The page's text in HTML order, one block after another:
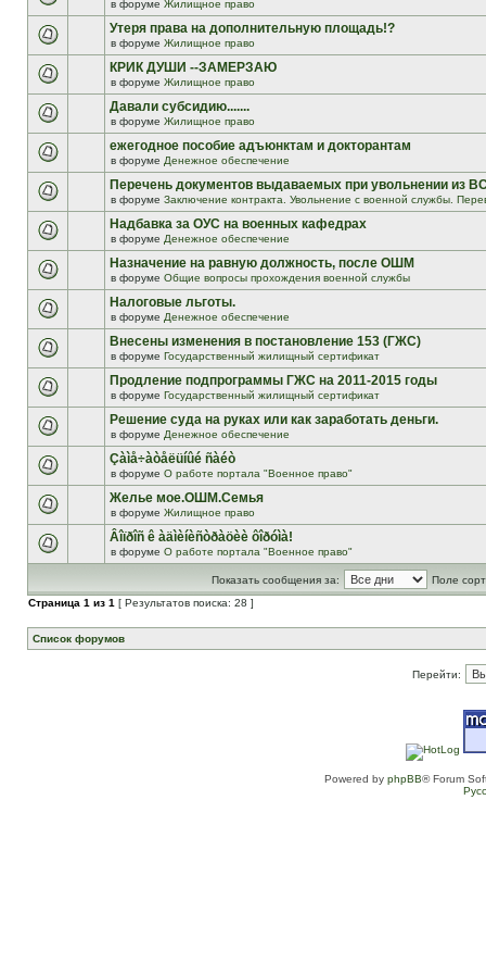
в форуме Жилищное право
Утеря права на дополнительную площадь!?
в форуме Жилищное право
КРИК ДУШИ --ЗАМЕРЗАЮ
в форуме Жилищное право
Давали субсидию.......
в форуме Жилищное право
ежегодное пособие адъюнктам и докторантам
в форуме Денежное обеспечение
Перечень документов выдаваемых при увольнении из
в форуме Заключение контракта. Увольнение с военной службы.
Надбавка за ОУС на военных кафедрах
в форуме Денежное обеспечение
Назначение на равную должность, после ОШМ
в форуме Общие вопросы прохождения военной службы
Налоговые льготы.
в форуме Денежное обеспечение
Внесены изменения в постановление 153 (ГЖС)
в форуме Государственный жилищный сертификат
Продление подпрограммы ГЖС на 2011-2015 годы
в форуме Государственный жилищный сертификат
Решение суда на руках или как заработать деньги.
в форуме Денежное обеспечение
Çàìå÷àòåëüíûé ñàéò
в форуме О работе портала "Военное право"
Желье мое.ОШМ.Семья
в форуме Жилищное право
Âîïðîñ ê àäìèíèñòðàöèè ôîðóìà!
в форуме О работе портала "Военное право"
Показать сообщения за:
Поле
Страница 1 из 1 [ Результатов поиска: 28 ]
Список форумов
Перейти:
Powered by phpBB® Forum